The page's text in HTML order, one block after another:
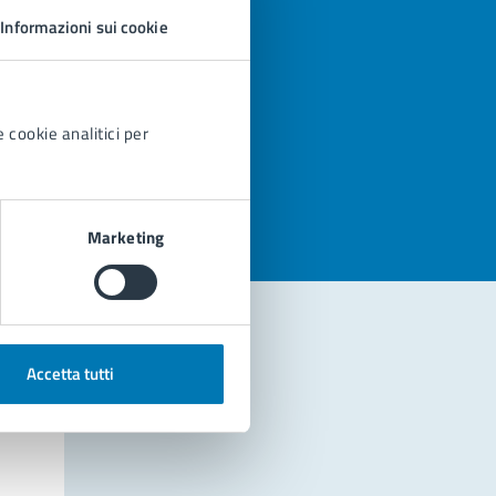
Informazioni sui cookie
cookie analitici per
Marketing
Accetta tutti